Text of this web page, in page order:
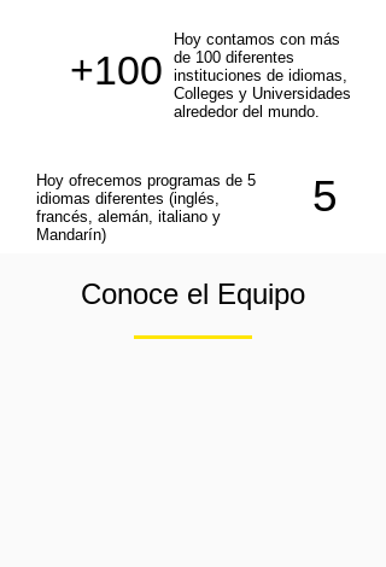
+100
Hoy contamos con más
de 100 diferentes
instituciones de idiomas,
Colleges y Universidades
alrededor del mundo.
Hoy ofrecemos programas de 5
idiomas diferentes (inglés,
francés, alemán, italiano y
Mandarín)
5
Conoce el Equipo